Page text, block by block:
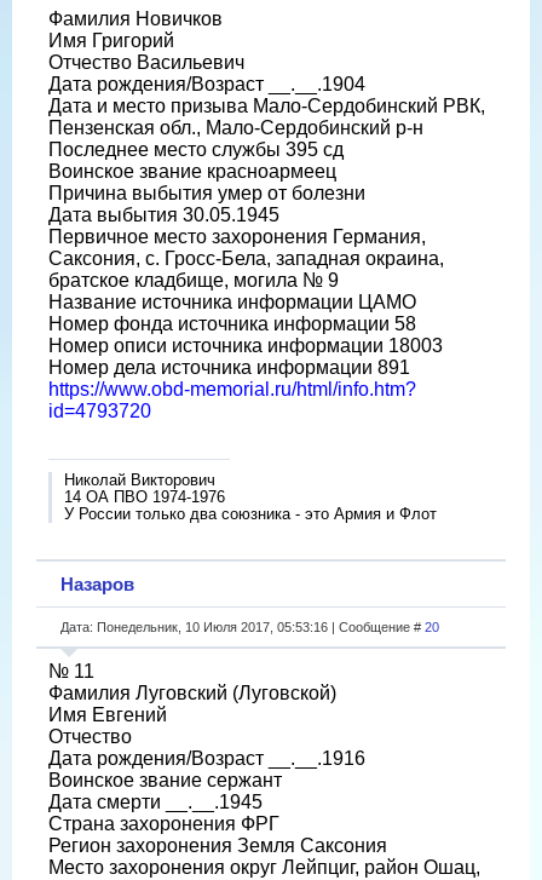
Фамилия Новичков
Имя Григорий
Отчество Васильевич
Дата рождения/Возраст __.__.1904
Дата и место призыва Мало-Сердобинский РВК,
Пензенская обл., Мало-Сердобинский р-н
Последнее место службы 395 сд
Воинское звание красноармеец
Причина выбытия умер от болезни
Дата выбытия 30.05.1945
Первичное место захоронения Германия,
Саксония, с. Гросс-Бела, западная окраина,
братское кладбище, могила № 9
Название источника информации ЦАМО
Номер фонда источника информации 58
Номер описи источника информации 18003
Номер дела источника информации 891
https://www.obd-memorial.ru/html/info.htm?
id=4793720
Николай Викторович
14 ОА ПВО 1974-1976
У России только два союзника - это Армия и Флот
Назаров
Дата: Понедельник, 10 Июля 2017, 05:53:16 | Сообщение # 20
№ 11
Фамилия Луговский (Луговской)
Имя Евгений
Отчество
Дата рождения/Возраст __.__.1916
Воинское звание сержант
Дата смерти __.__.1945
Страна захоронения ФРГ
Регион захоронения Земля Саксония
Место захоронения округ Лейпциг, район Ошац,